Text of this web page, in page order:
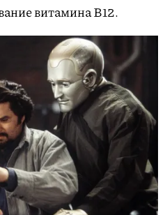
витамина В12.